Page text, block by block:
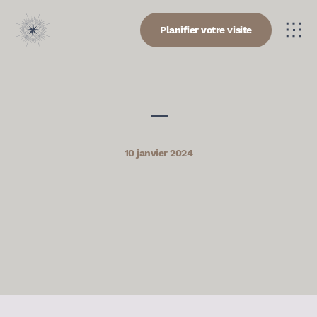
Planifier votre visite
—
10 janvier 2024